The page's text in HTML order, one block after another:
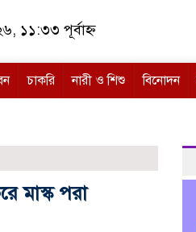
১১:৩৩ পূর্বাহ্ন
চাকরি নারী ও শিশু বিনোদন
মাস্ক পরা